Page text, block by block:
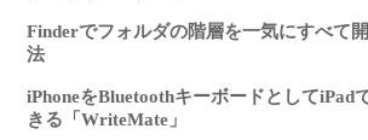
Finderでフォルダの階層を一気にすべて
法
iPhoneをBluetoothキーボードとしてiPad
きる「WriteMate」